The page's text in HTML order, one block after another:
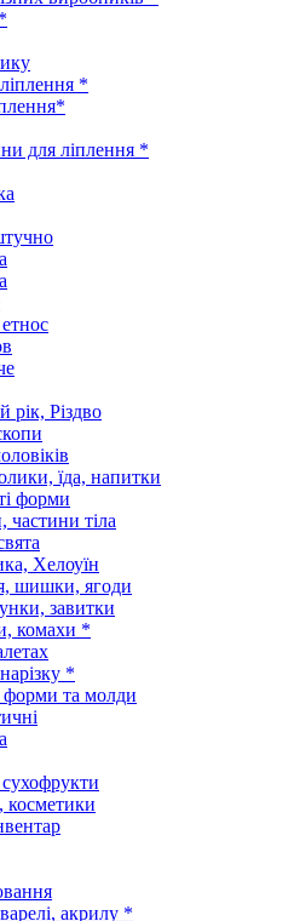
*
для ліплення *
рік, Різдво
їда, напитки
форми
тіла
Хелоуїн
шишки, ягоди
завитки
комахи *
*
форми та молди
косметики
акрилу *